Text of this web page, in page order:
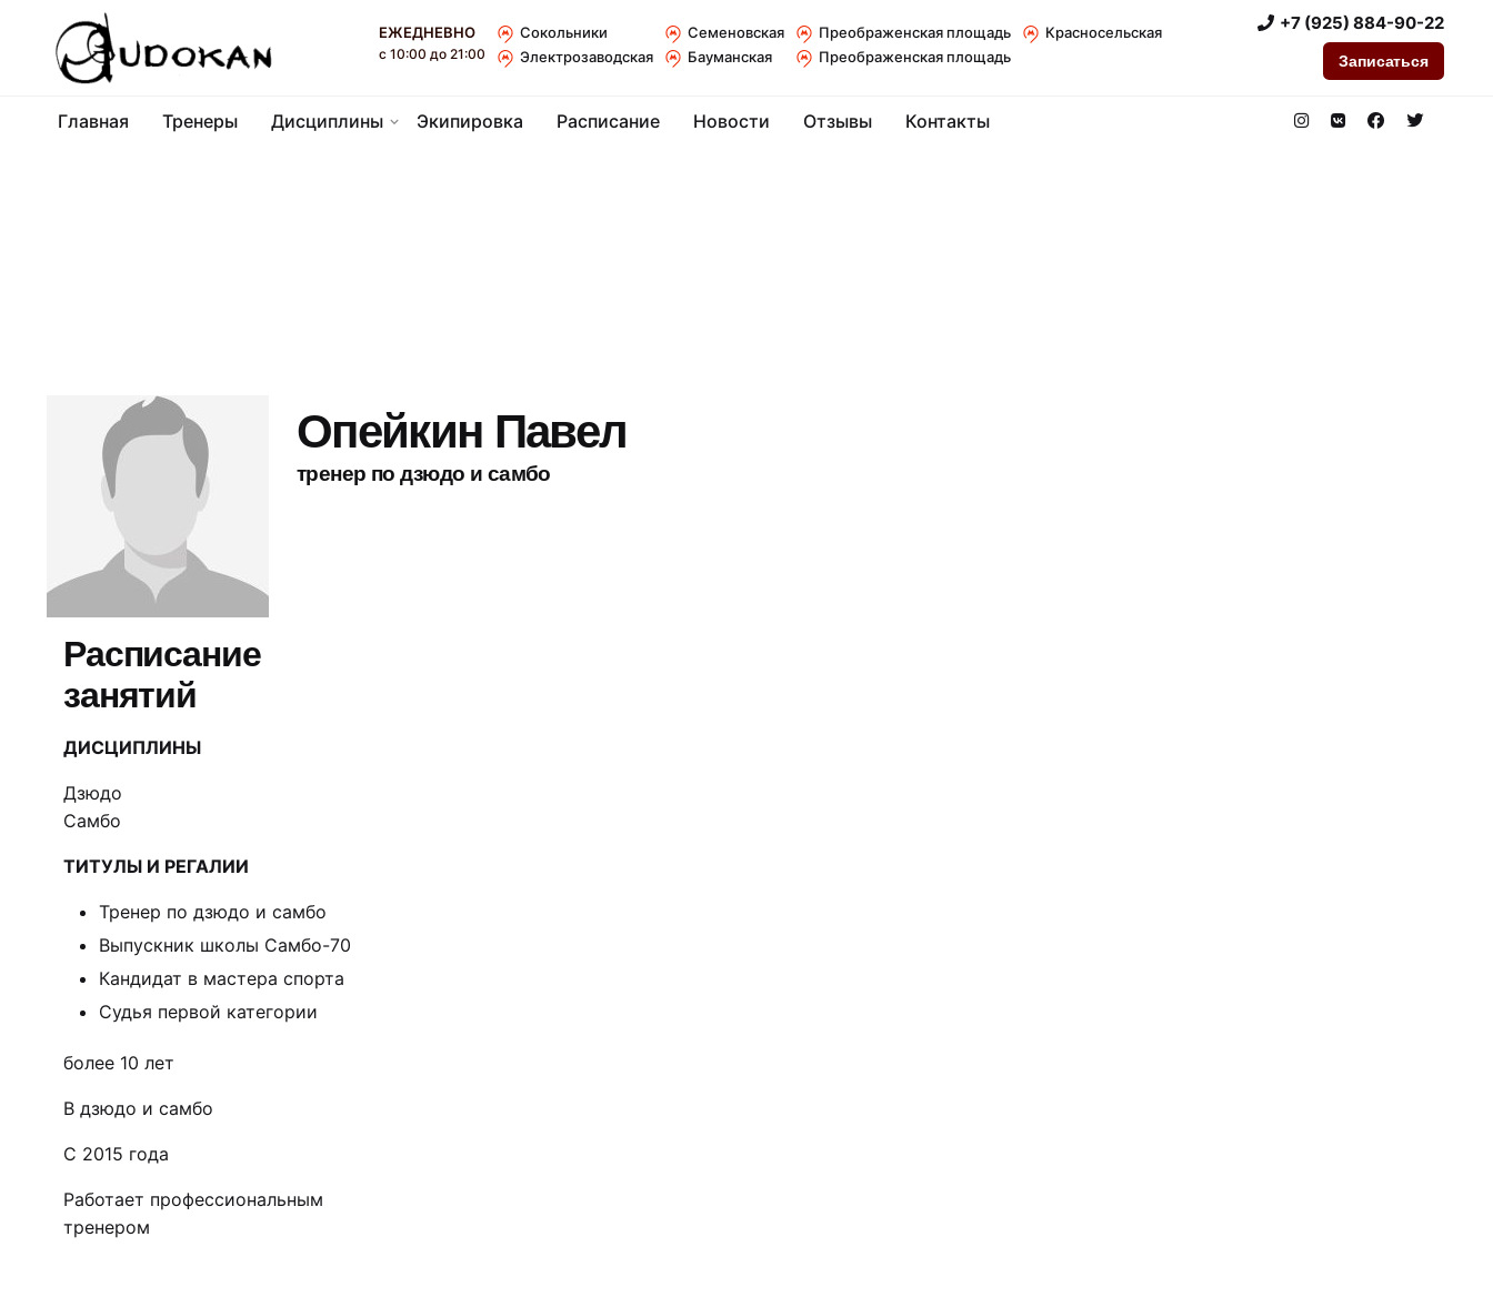
ЕЖЕДНЕВНО
с 10:00 до 21:00
Сокольники
Электрозаводская
Семеновская
Бауманская
Преображенская площадь
Преображенская площадь
Красносельская +7 (925) 884-90-22
Записаться
Главная Тренеры Дисциплины Экипировка Расписание Новости Отзывы Контакты
Опейкин Павел
тренер по дзюдо и самбо
Расписание
занятий
ДИСЦИПЛИНЫ
Дзюдо
Самбо
ТИТУЛЫ И РЕГАЛИИ
Тренер по дзюдо и самбо
Выпускник школы Самбо-70
Кандидат в мастера спорта
Судья первой категории
более 10 лет
В дзюдо и самбо
С 2015 года
Работает профессиональным
тренером